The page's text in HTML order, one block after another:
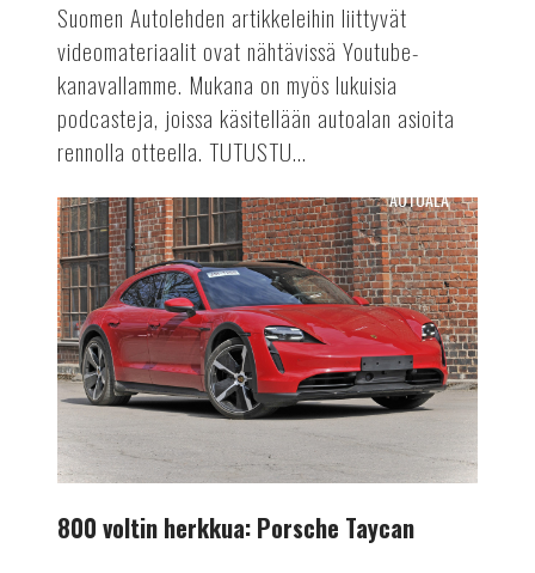
Suomen Autolehden artikkeleihin liittyvät
videomateriaalit ovat nähtävissä Youtube-
kanavallamme. Mukana on myös lukuisia
podcasteja, joissa käsitellään autoalan asioita
rennolla otteella. TUTUSTU...
800
voltin
herkkua:
Porsche
Taycan
AUTOALA
800 voltin herkkua: Porsche Taycan